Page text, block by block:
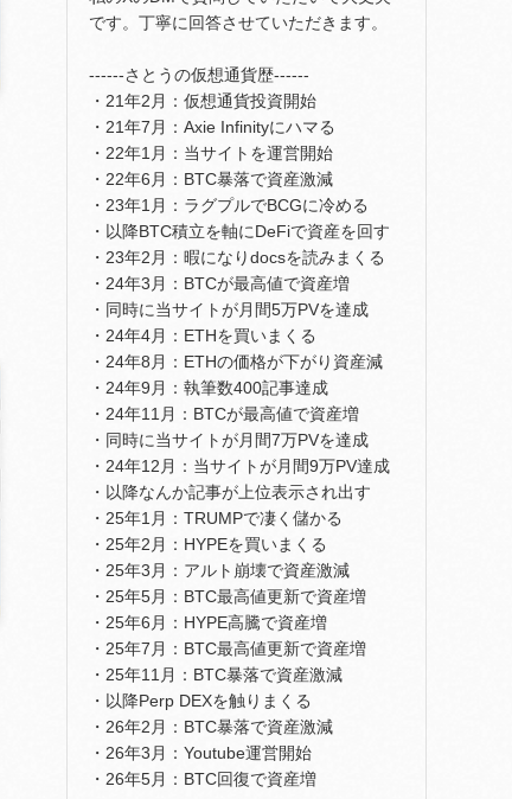
です。丁寧に回答させていただきます。
------さとうの仮想通貨歴------
・21年2月：仮想通貨投資開始
・21年7月：Axie Infinityにハマる
・22年1月：当サイトを運営開始
・22年6月：BTC暴落で資産激減
・23年1月：ラグプルでBCGに冷める
・以降BTC積立を軸にDeFiで資産を回す
・23年2月：暇になりdocsを読みまくる
・24年3月：BTCが最高値で資産増
・同時に当サイトが月間5万PVを達成
・24年4月：ETHを買いまくる
・24年8月：ETHの価格が下がり資産減
・24年9月：執筆数400記事達成
・24年11月：BTCが最高値で資産増
・同時に当サイトが月間7万PVを達成
・24年12月：当サイトが月間9万PV達成
・以降なんか記事が上位表示され出す
・25年1月：TRUMPで凄く儲かる
・25年2月：HYPEを買いまくる
・25年3月：アルト崩壊で資産激減
・25年5月：BTC最高値更新で資産増
・25年6月：HYPE高騰で資産増
・25年7月：BTC最高値更新で資産増
・25年11月：BTC暴落で資産激減
・以降Perp DEXを触りまくる
・26年2月：BTC暴落で資産激減
・26年3月：Youtube運営開始
・26年5月：BTC回復で資産増